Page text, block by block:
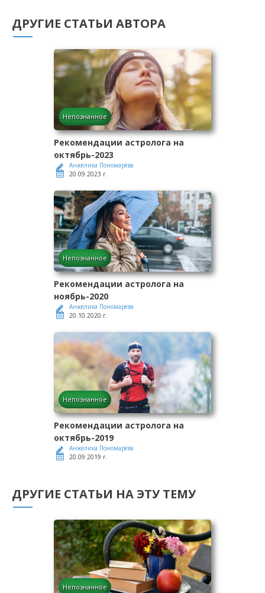
ДРУГИЕ СТАТЬИ АВТОРА
Непознанное
Рекомендации астролога на
октябрь-2023
Анжелика Пономарёва
20.09.2023 г.
Непознанное
Рекомендации астролога на
ноябрь-2020
Анжелика Пономарёва
20.10.2020 г.
Непознанное
Рекомендации астролога на
октябрь-2019
Анжелика Пономарёва
20.09.2019 г.
ДРУГИЕ СТАТЬИ НА ЭТУ ТЕМУ
Непознанное